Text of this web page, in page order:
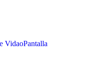
VidaoPantalla